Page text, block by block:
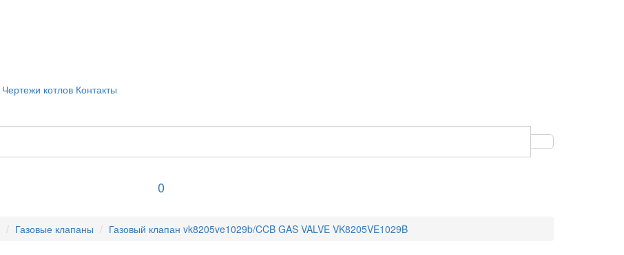
Чертежи котлов Контакты
0
Газовые клапаны Газовый клапан vk8205ve1029b/CCB GAS VALVE VK8205VE1029B